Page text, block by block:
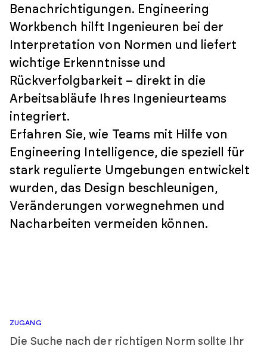
Benachrichtigungen. Engineering
Workbench hilft Ingenieuren bei der
Interpretation von Normen und liefert
wichtige Erkenntnisse und
Rückverfolgbarkeit – direkt in die
Arbeitsabläufe Ihres Ingenieurteams
integriert.
Erfahren Sie, wie Teams mit Hilfe von
Engineering Intelligence, die speziell für
stark regulierte Umgebungen entwickelt
wurden, das Design beschleunigen,
Veränderungen vorwegnehmen und
Nacharbeiten vermeiden können.
ZUGANG
Die Suche nach der richtigen Norm sollte Ihr